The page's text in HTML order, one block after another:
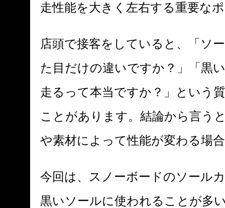
走性能を大きく左右する重要な
店頭で接客をしていると、「ソ
た目だけの違いですか？」「黒
走るって本当ですか？」という
ことがあります。結論から言う
や素材によって性能が変わる場
今回は、スノーボードのソール
黒いソールに使われることが多